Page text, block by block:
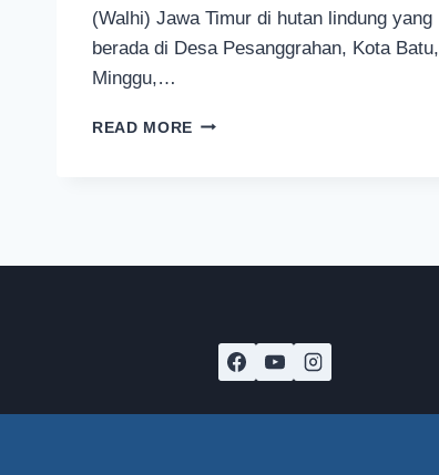
(Walhi) Jawa Timur di hutan lindung yang
berada di Desa Pesanggrahan, Kota Batu,
Minggu,…
READ MORE WISATA
BATU